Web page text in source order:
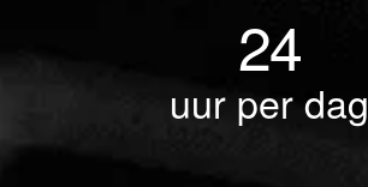
24
uur per dag